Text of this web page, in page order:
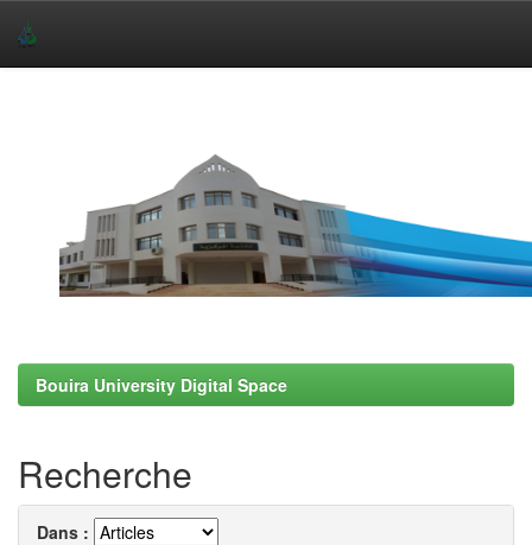
Bouira University Digital Space
Recherche
Dans :